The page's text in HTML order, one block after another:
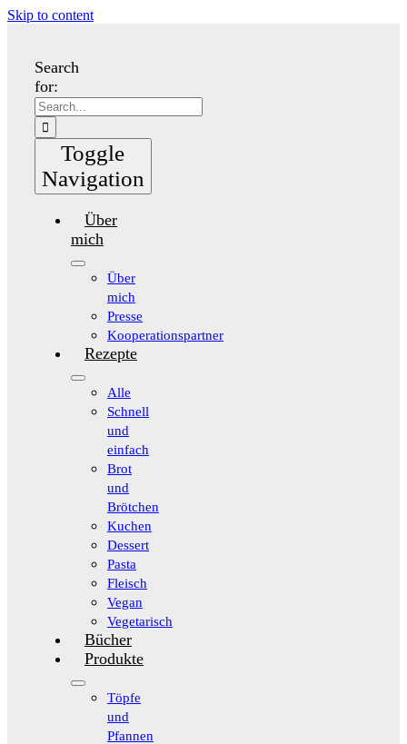
Skip to content
Search
for:
Toggle
Navigation
Über
mich
Über
mich
Presse
Kooperationspartner
Rezepte
Alle
Schnell
und
einfach
Brot
und
Brötchen
Kuchen
Dessert
Pasta
Fleisch
Vegan
Vegetarisch
Bücher
Produkte
Töpfe
und
Pfannen